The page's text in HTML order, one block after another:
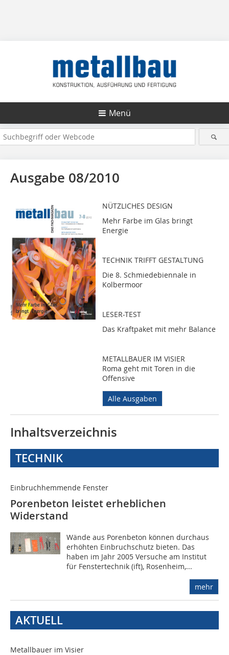
Menü
Ausgabe 08/2010
NÜTZLICHES DESIGN
Mehr Farbe im Glas bringt
Energie
TECHNIK TRIFFT GESTALTUNG
Die 8. Schmiedebiennale in
Kolbermoor
LESER-TEST
Das Kraftpaket mit mehr Balance
METALLBAUER IM VISIER
Roma geht mit Toren in die
Offensive
Alle Ausgaben
Inhaltsverzeichnis
TECHNIK
Einbruchhemmende Fenster
Porenbeton leistet erheblichen
Widerstand
Wände aus Porenbeton können durchaus
erhöhten Einbruchschutz bieten. Das
haben im Jahr 2005 Versuche am Institut
für Fenstertechnik (ift), Rosenheim,...
mehr
AKTUELL
Metallbauer im Visier